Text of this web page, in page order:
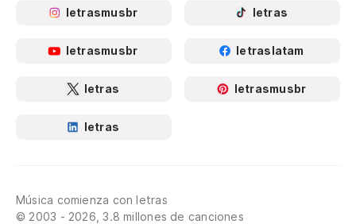
letrasmusbr letras
letrasmusbr letraslatam
letras letrasmusbr
letras
Música comienza con letras
© 2003 - 2026, 3.8 millones de canciones